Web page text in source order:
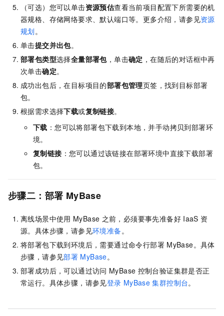
（可选）您可以单击资源预估查看当前项目配置下所需要的机
器规格、存储网络要求、默认端口等。更多介绍，请参见资源
规划。
单击提交并出包。
部署包类型选择全量部署包，单击确定 ，在随后的对话框中再
次单击确定。
成功出包后，在目标项目的部署包管理页签，找到目标部署
包。
根据需求选择下载或复制链接。
下载 ：您可以将部署包下载到本地，并手动拷贝到部署环
境。
复制链接 ：您可以通过该链接在部署环境中直接下载部署
包。
步骤二：部署 MyBase
离线场景中使用 MyBase 之前，必须要事先准备好 IaaS 资
源。具体步骤，请参见环境准备。
将部署包下载到环境后，需要通过命令行部署 MyBase。具体
步骤，请参见部署 MyBase。
部署成功后，可以通过访问 MyBase 控制台验证集群是否正
常运行。具体步骤，请参见登录 MyBase 集群控制台。